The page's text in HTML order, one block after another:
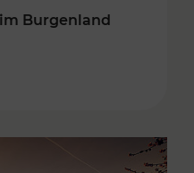
Burgenland